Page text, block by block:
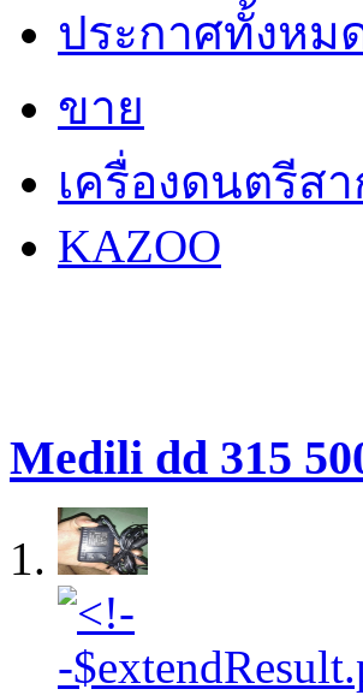
ประกาศทั้งหม
ขาย
เครื่องดนตรีส
KAZOO
Medili dd 315